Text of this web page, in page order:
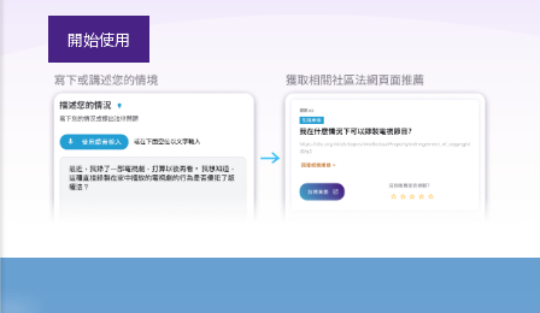
10. 進入或逗留在會議廳範圍的人的罪行（《立法會（權力及特權）條
例》第20條）
11. 公眾滋擾
12. 遊蕩（第200章《刑事罪行條例》第160條）
13. 刑事藐視法庭
14. 煽動意圖（《維護國家安全條例》第24條）
1. 在公眾地方管有攻擊性武器（《公安條例》第33條）
開始使用